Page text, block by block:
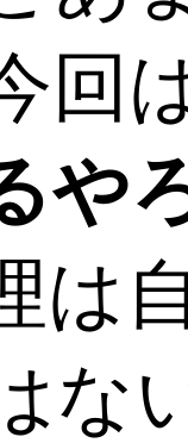
回
や
は
な